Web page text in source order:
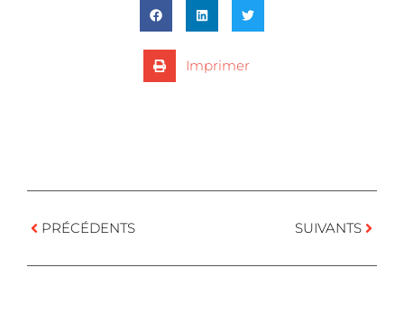
Imprimer
PRÉCÉDENTS SUIVANTS